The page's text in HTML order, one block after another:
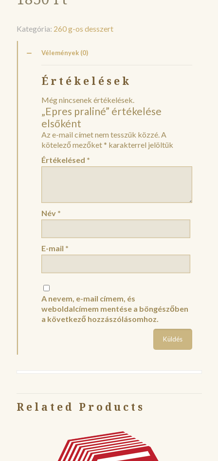
Kategória: 260 g-os desszert
Vélemények (0)
Értékelések
Még nincsenek értékelések.
„Epres praliné” értékelése
elsőként
Az e-mail címet nem tesszük közzé.A
kötelező mezőket* karakterrel jelöltük
Értékelésed *
Név *
E-mail *
A nevem, e-mail címem, és
weboldalcímem mentése a böngészőben
a következő hozzászólásomhoz.
Related Products